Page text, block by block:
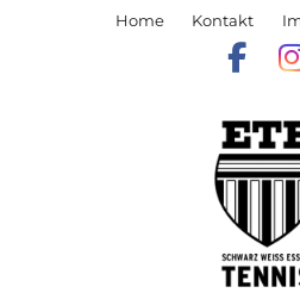
Home Kontakt